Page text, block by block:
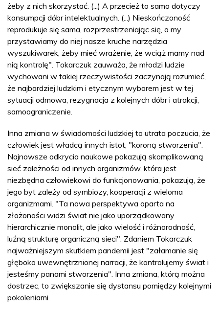
żeby z nich skorzystać. (...) A przecież to samo dotyczy
konsumpcji dóbr intelektualnych. (...) Nieskończoność
reprodukuje się sama, rozprzestrzeniając się, a my
przystawiamy do niej nasze kruche narzędzia
wyszukiwarek, żeby mieć wrażenie, że wciąż mamy nad
nią kontrolę". Tokarczuk zauważa, że młodzi ludzie
wychowani w takiej rzeczywistości zaczynają rozumieć,
że najbardziej ludzkim i etycznym wyborem jest w tej
sytuacji odmowa, rezygnacja z kolejnych dóbr i atrakcji,
samoograniczenie.
Inna zmiana w świadomości ludzkiej to utrata poczucia, że
człowiek jest władcą innych istot, "koroną stworzenia".
Najnowsze odkrycia naukowe pokazują skomplikowaną
sieć zależności od innych organizmów, która jest
niezbędna człowiekowi do funkcjonowania, pokazują, że
jego byt zależy od symbiozy, kooperacji z wieloma
organizmami. "Ta nowa perspektywa oparta na
złożoności widzi świat nie jako uporządkowany
hierarchicznie monolit, ale jako wielość i różnorodność,
luźną strukturę organiczną sieci". Zdaniem Tokarczuk
najważniejszym skutkiem pandemii jest "załamanie się
głęboko uwewnętrznionej narracji, że kontrolujemy świat i
jesteśmy panami stworzenia". Inna zmiana, którą można
dostrzec, to zwiększanie się dystansu pomiędzy kolejnymi
pokoleniami.